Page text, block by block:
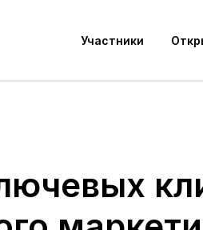
Участники